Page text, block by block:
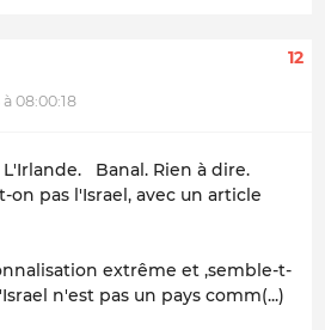
08:00:18
12
Banal. Rien à dire.
pas l'Israel, avec un article
extrême et ,semble-t-
n'est pas un pays comm(...)